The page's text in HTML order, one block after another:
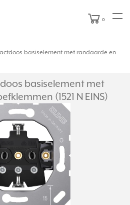
0
basiselement met randaarde en
basiselement met
(1521 N EINS)